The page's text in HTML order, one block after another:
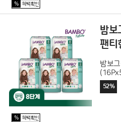
% 혜택확인
밤보
팬티
밤보
52%
% 혜택확인